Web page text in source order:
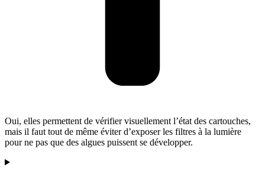
Oui, elles permettent de vérifier visuellement l’état des cartouches,
mais il faut tout de même éviter d’exposer les filtres à la lumière
pour ne pas que des algues puissent se développer.